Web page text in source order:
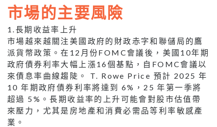
市場的主要風險
1.長期收益率上升
市場越來越關注美國政府的財政赤字和聯儲局的鷹
派貨幣政策。在12月份FOMC會議後，美國10年期
政府債券利率大幅上漲16個基點，自FOMC會議以
來債息率曲線趨陡。 T. Rowe Price 預計 2025 年
10 年期政府債券利率將達到 6%，25 年第一季將
超過 5%。長期收益率的上升可能會對股市估值帶
來壓力，尤其是房地產和消費必需品等利率敏感產
業。